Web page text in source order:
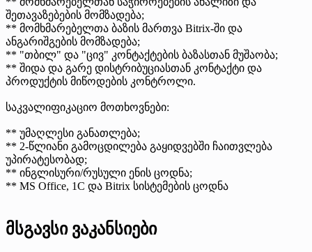
შეთავაზებების მომზადება;
** მომხმარებელთა ბაზის მართვა Bitrix-ში და
ანგარიშგების მომზადება;
** "თბილ" და "ცივ" კონტაქტების ბაზასთან მუშაობა;
** შიდა და გარე დისტრიბუციასთან კონტაქტი და
პროდუქტის მიწოდების კონტროლი.
საკვალიფიკაციო მოთხოვნები:
** უმაღლესი განათლება;
** 2-წლიანი გამოცდილება გაყიდვებში ჩაითვლება
უპირატესობად;
** ინგლისური/რუსული ენის ცოდნა;
** MS Office, 1C და Bitrix სისტემების ცოდნა
მსგავსი ვაკანსიები